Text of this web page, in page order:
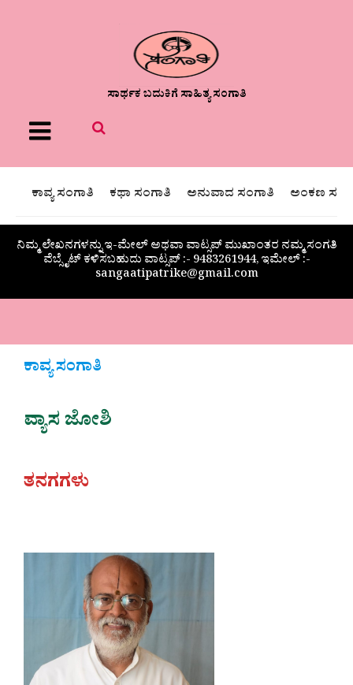
ಸಾರ್ಥಕ ಬದುಕಿಗೆ ಸಾಹಿತ್ಯ ಸಂಗಾತಿ
Menu
ಕಾವ್ಯ ಸಂಗಾತಿ ಕಥಾ ಸಂಗಾತಿ ಅನುವಾದ ಸಂಗಾತಿ ಅಂಕಣ
ನಿಮ್ಮ ಲೇಖನಗಳನ್ನು ಇ-ಮೇಲ್ ಅಥವಾ ವಾಟ್ಸಪ್ ಮುಖಾಂತರ ನಮ್ಮ ಸಂಗತಿ
ವೆಬ್ಸೈಟ್ ಕಳಿಸಬಹುದು ವಾಟ್ಸಪ್‌ :- 9483261944, ಇಮೇಲ್ :-
sangaatipatrike@gmail.com
ಕಾವ್ಯ ಸಂಗಾತಿ
ವ್ಯಾಸ ಜೋಶಿ
ತನಗಗಳು